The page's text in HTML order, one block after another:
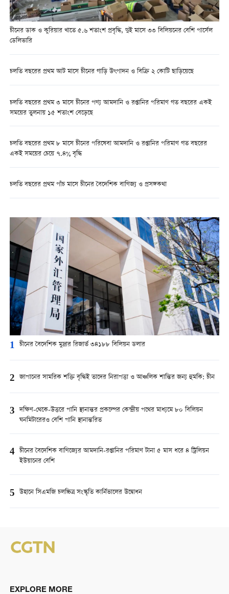
চীনের ডাক ও কুরিয়ার খাতে ৫.৬ শতাংশ প্রবৃদ্ধি, দুই মাসে ৩৩ বিলিয়নের বেশি পার্সেল
ডেলিভারি
চলতি বছরের প্রথম আট মাসে চীনের গাড়ি উৎপাদন ও বিক্রি ২ কোটি ছাড়িয়েছে
চলতি বছরের প্রথম ৩ মাসে চীনের পণ্য আমদানি ও রপ্তানির পরিমাণ গত বছরের একই
সময়ের তুলনায় ১৫ শতাংশ বেড়েছে
চলতি বছরের প্রথম ৮ মাসে চীনের পরিষেবা আমদানি ও রপ্তানির পরিমাণ গত বছরের
একই সময়ের চেয়ে ৭.৪% বৃদ্ধি
চলতি বছরের প্রথম পাঁচ মাসে চীনের বৈদেশিক বাণিজ্য ও প্রসঙ্গকথা
1 চীনের বৈদেশিক মুদ্রার রিজার্ভ ৩৪১৮৮ বিলিয়ন ডলার
2 জাপানের সামরিক শক্তি বৃদ্ধিই তাদের নিরাপত্তা ও আঞ্চলিক শান্তির জন্য হুমকি: চীন
3 দক্ষিণ-থেকে-উত্তরে পানি স্থানান্তর প্রকল্পের কেন্দ্রীয় পথের মাধ্যমে ৮০ বিলিয়ন
ঘনমিটারেরও বেশি পানি স্থানান্তরিত
4 চীনের বৈদেশিক বাণিজ্যের আমদানি-রপ্তানির পরিমাণ টানা ৫ মাস ধরে ৪ ট্রিলিয়ন
ইউয়ানের বেশি
5 উহানে সিএমজি চলচ্চিত্র সংস্কৃতি কার্নিভালের উদ্বোধন
EXPLORE MORE